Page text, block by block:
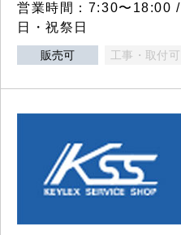
営業時間：7:30〜18:00
日・祝祭日
販売可 工事・取付可